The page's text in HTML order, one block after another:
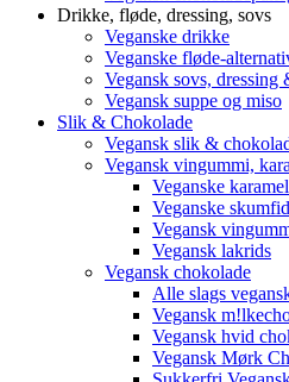
Drikke, fløde, dressing, sovs
Veganske drikke
Veganske fløde-
Vegansk sovs, dressing
Vegansk suppe og miso
Slik & Chokolade
Vegansk slik &
Vegansk vingummi,
Veganske
Veganske
Vegansk
Vegansk lakrids
Vegansk chokolade
Alle slags
Vegansk
Vegansk hvid
Vegansk Mørk